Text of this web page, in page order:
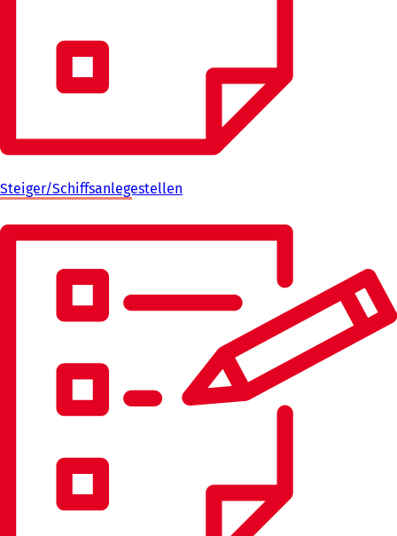
Steiger/Schiffsanlegestellen